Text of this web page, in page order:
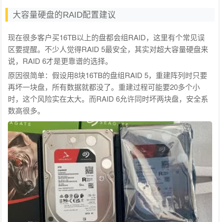
大容量硬盘的RAID配置建议
现在很多客户买16TB以上的盘都会组RAID，这里有个常见误
区要提醒。不少人觉得RAID 5最安全，其实对超大容量硬盘来
说，RAID 6才是更靠谱的选择。
原因很简单：假设用8块16TB的盘组RAID 5，重建阵列时只要
再坏一块盘，所有数据就都没了。重建过程可能要20多个小
时，这个风险实在太大。而RAID 6允许同时坏两块盘，安全系
数高很多。